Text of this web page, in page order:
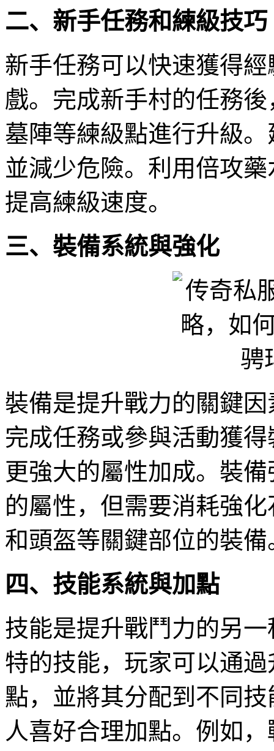
二、新手任務和練級技巧
新手任務可以快速獲得
戲。完成新手村的任務
墓陣等練級點進行升級
並減少危險。利用倍攻
提高練級速度。
三、裝備系統與強化
裝備是提升戰力的關鍵
完成任務或參與活動獲
更強大的屬性加成。裝
的屬性，但需要消耗強
和頭盔等關鍵部位的裝備
四、技能系統與加點
技能是提升戰鬥力的另
特的技能，玩家可以通
點，並將其分配到不同
人喜好合理加點。例如